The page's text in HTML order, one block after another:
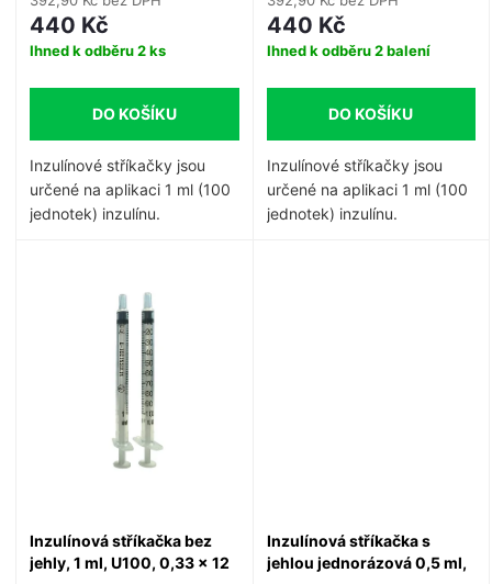
d
k
o
d
u
k
440 Kč
Ihned k odběru2 ks
DO KOŠÍKU
Inzulínové stříkačky jsou
určené na aplikaci 1 ml (100
jednotek) inzulínu.
440 Kč
Ihned k odběru2 balení
DO KOŠÍKU
Inzulínové stříkačky jsou
určené na aplikaci 1 ml (100
jednotek) inzulínu.
Inzulínová stříkačka bez
jehly, 1 ml, U100, 0,33 x 12
Inzulínová stříkačka s
jehlou jednorázová 0,5 ml,